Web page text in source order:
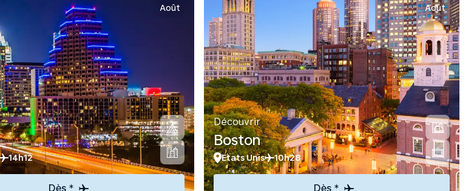
Août
14h12
Dès *
Août
Découvrir
Boston
Etats Unis 10h28
Dès *